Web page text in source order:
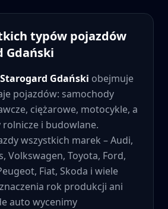
typów pojazdów
Gdański
Starogard Gdański obejmuje
pojazdów: samochody
ciężarowe, motocykle, a
rolnicze i budowlane.
wszystkich marek – Audi,
Volkswagen, Toyota, Ford,
Fiat, Skoda i wiele
rok produkcji ani
auto wycenimy